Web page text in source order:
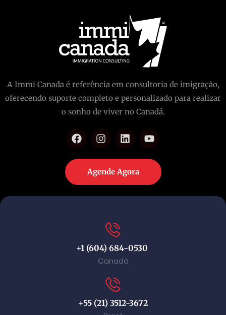
A Immi Canada é referência em consultoria de imigração,
oferecendo suporte completo e personalizado para realizar
o sonho de viver no Canadá.
Agende Agora
+1 (604) 684-0530
Canadá
+55 (21) 3512-3672